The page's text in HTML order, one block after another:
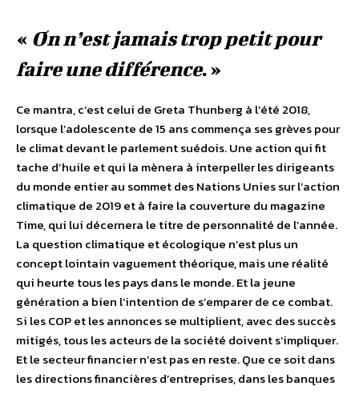
« On n’est jamais trop petit pour
faire une différence. »
Ce mantra, c’est celui de Greta Thunberg à l’été 2018,
lorsque l’adolescente de 15 ans commença ses grèves pour
le climat devant le parlement suédois. Une action qui fit
tache d’huile et qui la mènera à interpeller les dirigeants
du monde entier au sommet des Nations Unies sur l’action
climatique de 2019 et à faire la couverture du magazine
Time, qui lui décernera le titre de personnalité de l’année.
La question climatique et écologique n’est plus un
concept lointain vaguement théorique, mais une réalité
qui heurte tous les pays dans le monde. Et la jeune
génération a bien l’intention de s’emparer de ce combat.
Si les COP et les annonces se multiplient, avec des succès
mitigés, tous les acteurs de la société doivent s’impliquer.
Et le secteur financier n’est pas en reste. Que ce soit dans
les directions financières d’entreprises, dans les banques